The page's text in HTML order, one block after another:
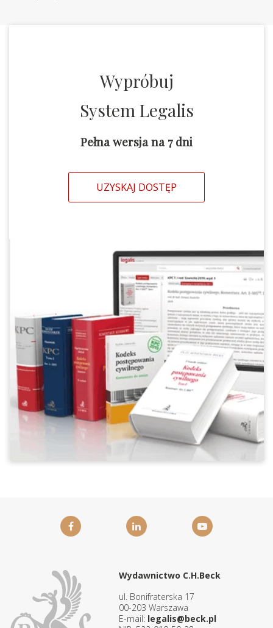
Wypróbuj
System Legalis
Pełna wersja na 7 dni
UZYSKAJ DOSTĘP
Wydawnictwo C.H.Beck
ul. Bonifraterska 17
00-203 Warszawa
E-mail: legalis@beck.pl